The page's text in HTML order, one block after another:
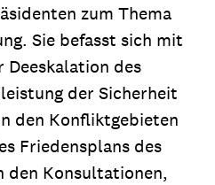
zum Thema
Sie befasst sich mit
Deeskalation des
der Sicherheit
den Konfliktgebieten
Friedensplans des
den Konsultationen,